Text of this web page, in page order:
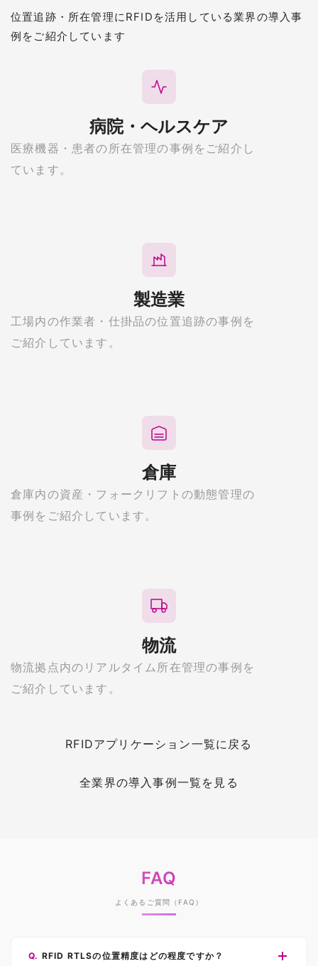
位置追跡・所在管理にRFIDを活用している業界の導入事
例をご紹介しています
病院・ヘルスケア
医療機器・患者の所在管理の事例をご紹介し
ています。
製造業
工場内の作業者・仕掛品の位置追跡の事例を
ご紹介しています。
倉庫
倉庫内の資産・フォークリフトの動態管理の
事例をご紹介しています。
物流
物流拠点内のリアルタイム所在管理の事例を
ご紹介しています。
RFIDアプリケーション一覧に戻る
全業界の導入事例一覧を見る
FAQ
よくあるご質問（FAQ）
RFID RTLSの位置精度はどの程度ですか？